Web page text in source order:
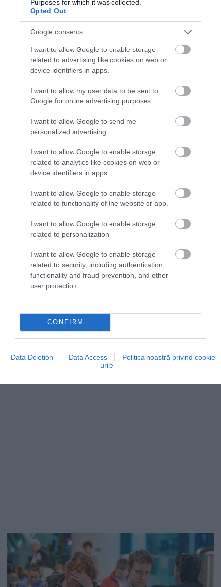
Purposes for which it was collected.
Opted Out
Google consents
I want to allow Google to enable storage
related to advertising like cookies on web or
device identifiers in apps.
I want to allow my user data to be sent to
Google for online advertising purposes.
I want to allow Google to send me
personalized advertising.
I want to allow Google to enable storage
related to analytics like cookies on web or
device identifiers in apps.
I want to allow Google to enable storage
related to functionality of the website or app.
I want to allow Google to enable storage
related to personalization.
I want to allow Google to enable storage
related to security, including authentication
functionality and fraud prevention, and other
user protection.
CONFIRM
Data Deletion Data Access
Politica noastră privind cookie-
urile
mari probleme, cu cel mai ridicat număr de plecări
întârziate. Pasagerii au așteptat mult, după ce 313
într-o singură zi.
afectate s-au număratJosep Tarradellas
Barcelona-El Prat, cu 284 de întârzieri și trei anulări;
Amsterdam Schiphol, cu 235 de întârzieri și opt
anulări;
Frankfurt
, cu 228 de întârzieri și trei anulări;
Roma Fiumicino Leonardo da Vinci
, cu 213
și două anulări;Londra Heathrow
, cu 144 de
întârzieri și cinci anulări;Copenhaga
, cu 48 de
întârzieri și cinci anulări; Napoli-Capodichino, cu 41
de întârzieri și două anulări; și
întârzieri dintre companiile afectate:
pasagerii de pe 117 zboruri au fost nevoiți
să aștepte, iar 17 curse au fost anulate.